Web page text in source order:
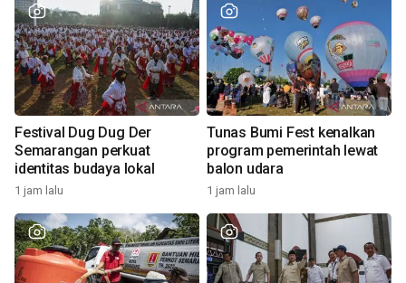
Festival Dug Dug Der
Semarangan perkuat
identitas budaya lokal
1 jam lalu
Tunas Bumi Fest kenalkan
program pemerintah lewat
balon udara
1 jam lalu